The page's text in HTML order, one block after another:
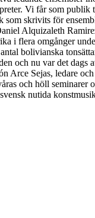
Vi får som
skrivits för
Alquizaleth
i flera omgånger
bolivianska
och nu var det
Arce Sejas, ledare
och höll
nutida